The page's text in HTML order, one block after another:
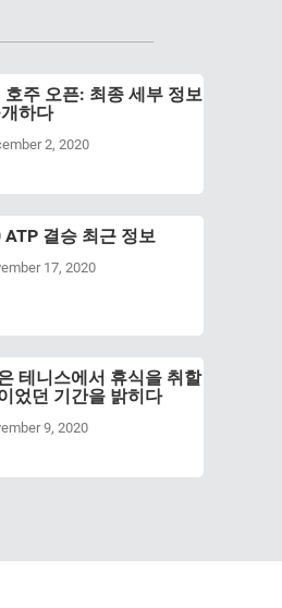
호주 오픈: 최종 세부 정보
하다
2, 2020
ATP 결승 최근 정보
17, 2020
테니스에서 휴식을 취할
었던 기간을 밝히다
9, 2020